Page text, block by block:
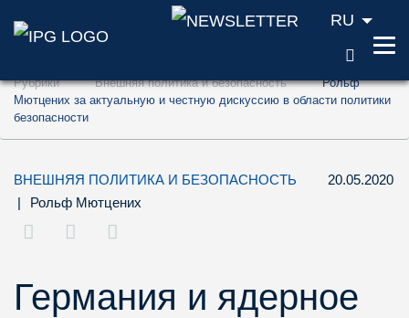
Перейти к содержанию (ключ доступа
Перейти к поиску (ключ доступа '2')
Перейти к навигации (ключ доступа '3')
RU
Рубрики Внешняя политика и безопасность
Рольф
Мютцених за актуальную и честную дискуссию в области политики
безопасности
ВНЕШНЯЯ ПОЛИТИКА И БЕЗОПАСНОСТЬ
20.05.2020
|
Рольф Мютцених
Германия и ядерное